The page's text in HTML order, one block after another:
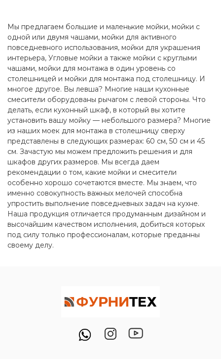
Мы предлагаем большие и маленькие мойки, мойки с
одной или двумя чашами, мойки для активного
повседневного использования, мойки для украшения
интерьера, Угловые мойки а также мойки с круглыми
чашами, мойки для монтажа в один уровень со
столешницей и мойки для монтажа под столешницу. И
многое другое. Вы левша? Многие наши кухонные
смесители оборудованы рычагом с левой стороны. Что
делать, если кухонный шкаф, в который вы хотите
установить вашу мойку — небольшого размера? Многие
из наших моек для монтажа в столешницу сверху
представлены в следующих размерах: 60 см, 50 см и 45
см. Зачастую мы можем предложить решения и для
шкафов других размеров. Мы всегда даем
рекомендации о том, какие мойки и смесители
особенно хорошо сочетаются вместе. Мы знаем, что
именно совокупность важных мелочей способна
упростить выполнение повседневных задач на кухне.
Наша продукция отличается продуманным дизайном и
высочайшим качеством исполнения, добиться которых
под силу только профессионалам, которые преданны
своему делу.